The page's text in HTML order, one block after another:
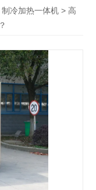
制冷加热一体机 > 高